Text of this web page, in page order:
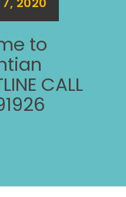
to
CALL